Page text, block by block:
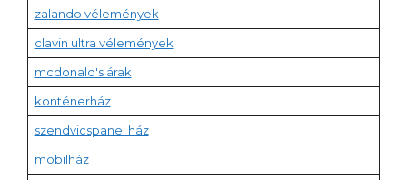
zalando vélemények
clavin ultra vélemények
mcdonald's árak
konténerház
szendvicspanel ház
mobilház